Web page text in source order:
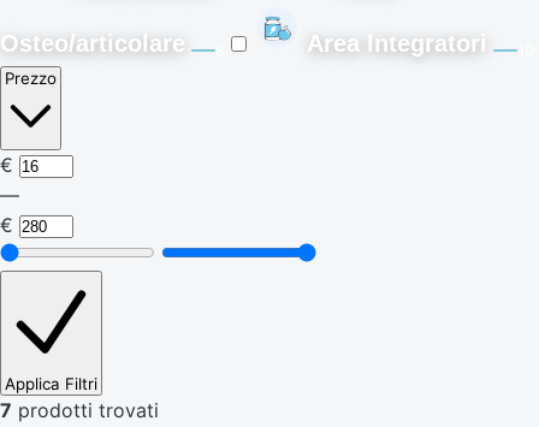
Osteo/articolare Area Integratori
Prezzo
€
—
€
Applica Filtri
7 prodotti trovati